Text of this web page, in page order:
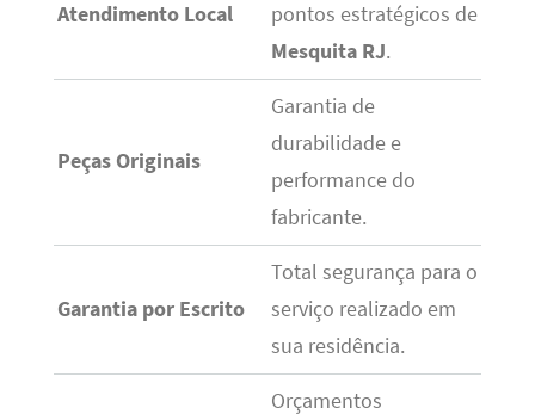
Atendimento Local
pontos estratégicos de
Mesquita RJ.
Peças Originais
Garantia de
durabilidade e
performance do
fabricante.
Garantia por Escrito
Total segurança para o
serviço realizado em
sua residência.
Orçamentos